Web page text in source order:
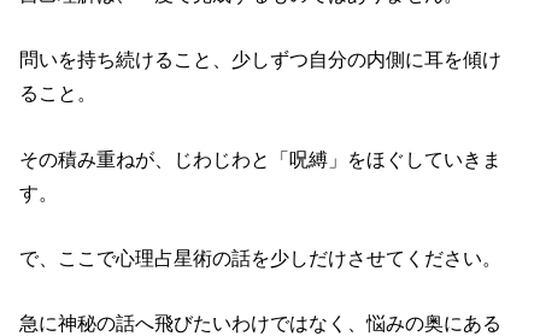
問いを持ち続けること、少しずつ自分の内側に耳を傾け
ること。
その積み重ねが、じわじわと「呪縛」をほぐしていきま
す。
で、ここで心理占星術の話を少しだけさせてください。
急に神秘の話へ飛びたいわけではなく、悩みの奥にある